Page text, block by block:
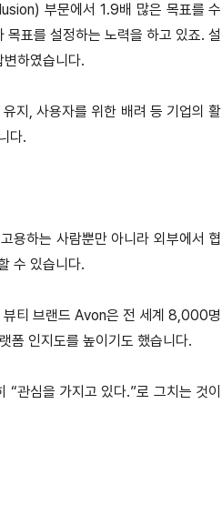
부문에서 1.9배 많은 목표를 수
표를 설정하는 노력을 하고 있죠. 설
하였습니다.
지, 사용자를 위한 배려 등 기업의 활
다.
용하는 사람뿐만 아니라 외부에서 협
수 있습니다.
뷰티 브랜드 Avon은 전 세계 8,000명
폼 인지도를 높이기도 했습니다.
관심을 가지고 있다.”로 그치는 것이